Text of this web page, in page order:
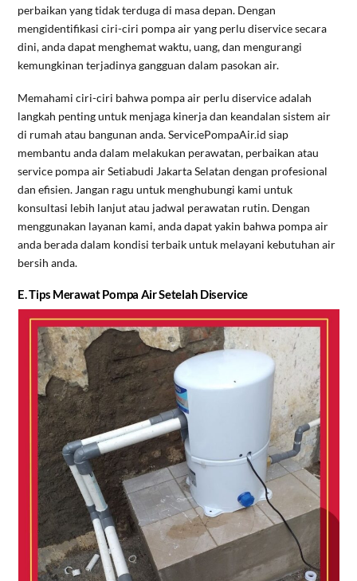
perbaikan yang tidak terduga di masa depan. Dengan
mengidentifikasi ciri-ciri pompa air yang perlu diservice secara
dini, anda dapat menghemat waktu, uang, dan mengurangi
kemungkinan terjadinya gangguan dalam pasokan air.
Memahami ciri-ciri bahwa pompa air perlu diservice adalah
langkah penting untuk menjaga kinerja dan keandalan sistem air
di rumah atau bangunan anda. ServicePompaAir.id siap
membantu anda dalam melakukan perawatan, perbaikan atau
service pompa air Setiabudi Jakarta Selatan dengan profesional
dan efisien. Jangan ragu untuk menghubungi kami untuk
konsultasi lebih lanjut atau jadwal perawatan rutin. Dengan
menggunakan layanan kami, anda dapat yakin bahwa pompa air
anda berada dalam kondisi terbaik untuk melayani kebutuhan air
bersih anda.
E. Tips Merawat Pompa Air Setelah Diservice